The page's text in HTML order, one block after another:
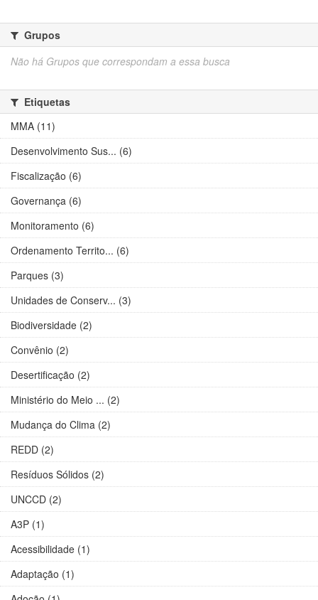
Grupos
Não há Grupos que correspondam a essa busca
Etiquetas
MMA (11)
Desenvolvimento Sus... (6)
Fiscalização (6)
Governança (6)
Monitoramento (6)
Ordenamento Territo... (6)
Parques (3)
Unidades de Conserv... (3)
Biodiversidade (2)
Convênio (2)
Desertificação (2)
Ministério do Meio ... (2)
Mudança do Clima (2)
REDD (2)
Resíduos Sólidos (2)
UNCCD (2)
A3P (1)
Acessibilidade (1)
Adaptação (1)